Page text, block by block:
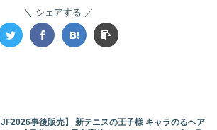
シェアする
JF2026事後販売】 新テニスの王子様 キャラのるヘア